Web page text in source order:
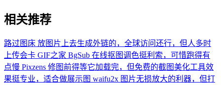
相关推荐
路过图床 放图片上去生成外链的，全球访问还行，但人多时
上传会卡 GIF之家 BgSub 在线抠图调色挺利索，可惜跑得有
点慢 Pixzens 修图前得等它加载完，但免费的截图美化工具效
果挺专业，适合做展示图 waifu2x 图片无损放大的利器，但打